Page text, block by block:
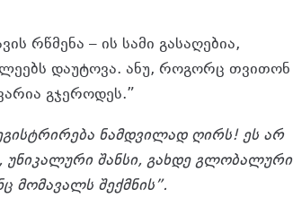
რწმენა – ის სამი გასაღებია,
დაუტოვა. ანუ, როგორც თვითონ
გჯეროდეს.”
ნამდვილად ღირს! ეს არ
უნიკალური შანსი, გახდე გლობალური
მომავალს შექმნის”.